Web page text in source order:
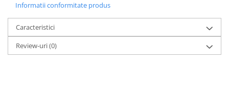
Informatii conformitate produs
Caracteristici
Review-uri(0)